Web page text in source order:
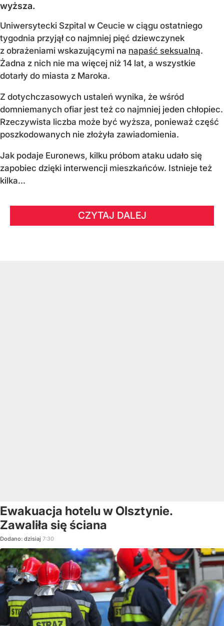
wyższa.
Uniwersytecki Szpital w Ceucie w ciągu ostatniego
tygodnia przyjął co najmniej pięć dziewczynek
z obrażeniami wskazującymi na napaść seksualną.
Żadna z nich nie ma więcej niż 14 lat, a wszystkie
dotarły do miasta z Maroka.
Z dotychczasowych ustaleń wynika, że wśród
domniemanych ofiar jest też co najmniej jeden chłopiec.
Rzeczywista liczba może być wyższa, ponieważ część
poszkodowanych nie złożyła zawiadomienia.
Jak podaje Euronews, kilku próbom ataku udało się
zapobiec dzięki interwencji mieszkańców. Istnieje też
kilka...
CZYTAJ DALEJ
Ewakuacja hotelu w Olsztynie.
Zawaliła się ściana
Dodano: dzisiaj 7:30